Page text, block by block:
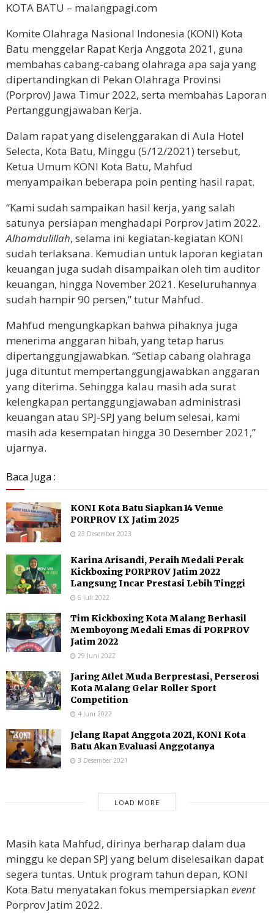
KOTA BATU – malangpagi.com
Komite Olahraga Nasional Indonesia (KONI) Kota
Batu menggelar Rapat Kerja Anggota 2021, guna
membahas cabang-cabang olahraga apa saja yang
dipertandingkan di Pekan Olahraga Provinsi
(Porprov) Jawa Timur 2022, serta membahas Laporan
Pertanggungjawaban Kerja.
Dalam rapat yang diselenggarakan di Aula Hotel
Selecta, Kota Batu, Minggu (5/12/2021) tersebut,
Ketua Umum KONI Kota Batu, Mahfud
menyampaikan beberapa poin penting hasil rapat.
“Kami sudah sampaikan hasil kerja, yang salah
satunya persiapan menghadapi Porprov Jatim 2022.
Alhamdulillah, selama ini kegiatan-kegiatan KONI
sudah terlaksana. Kemudian untuk laporan kegiatan
keuangan juga sudah disampaikan oleh tim auditor
keuangan, hingga November 2021. Keseluruhannya
sudah hampir 90 persen,” tutur Mahfud.
Mahfud mengungkapkan bahwa pihaknya juga
menerima anggaran hibah, yang tetap harus
dipertanggungjawabkan. “Setiap cabang olahraga
juga dituntut mempertanggungjawabkan anggaran
yang diterima. Sehingga kalau masih ada surat
kelengkapan pertanggungjawaban administrasi
keuangan atau SPJ-SPJ yang belum selesai, kami
masih ada kesempatan hingga 30 Desember 2021,”
ujarnya.
Baca Juga :
KONI Kota Batu Siapkan 14 Venue
PORPROV IX Jatim 2025
23 Desember 2023
Karina Arisandi, Peraih Medali Perak
Kickboxing PORPROV Jatim 2022
Langsung Incar Prestasi Lebih Tinggi
6 Juli 2022
Tim Kickboxing Kota Malang Berhasil
Memboyong Medali Emas di PORPROV
Jatim 2022
29 Juni 2022
Jaring Atlet Muda Berprestasi, Perserosi
Kota Malang Gelar Roller Sport
Competition
4 Juni 2022
Jelang Rapat Anggota 2021, KONI Kota
Batu Akan Evaluasi Anggotanya
3 Desember 2021
LOAD MORE
Masih kata Mahfud, dirinya berharap dalam dua
minggu ke depan SPJ yang belum diselesaikan dapat
segera tuntas. Untuk program tahun depan, KONI
Kota Batu menyatakan fokus mempersiapkan event
Porprov Jatim 2022.